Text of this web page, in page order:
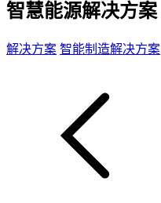
智慧能源解决方案
解决方案 智能制造解决方案